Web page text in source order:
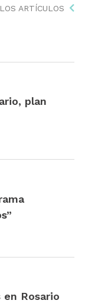
ARTÍCULOS
plan
en Rosario